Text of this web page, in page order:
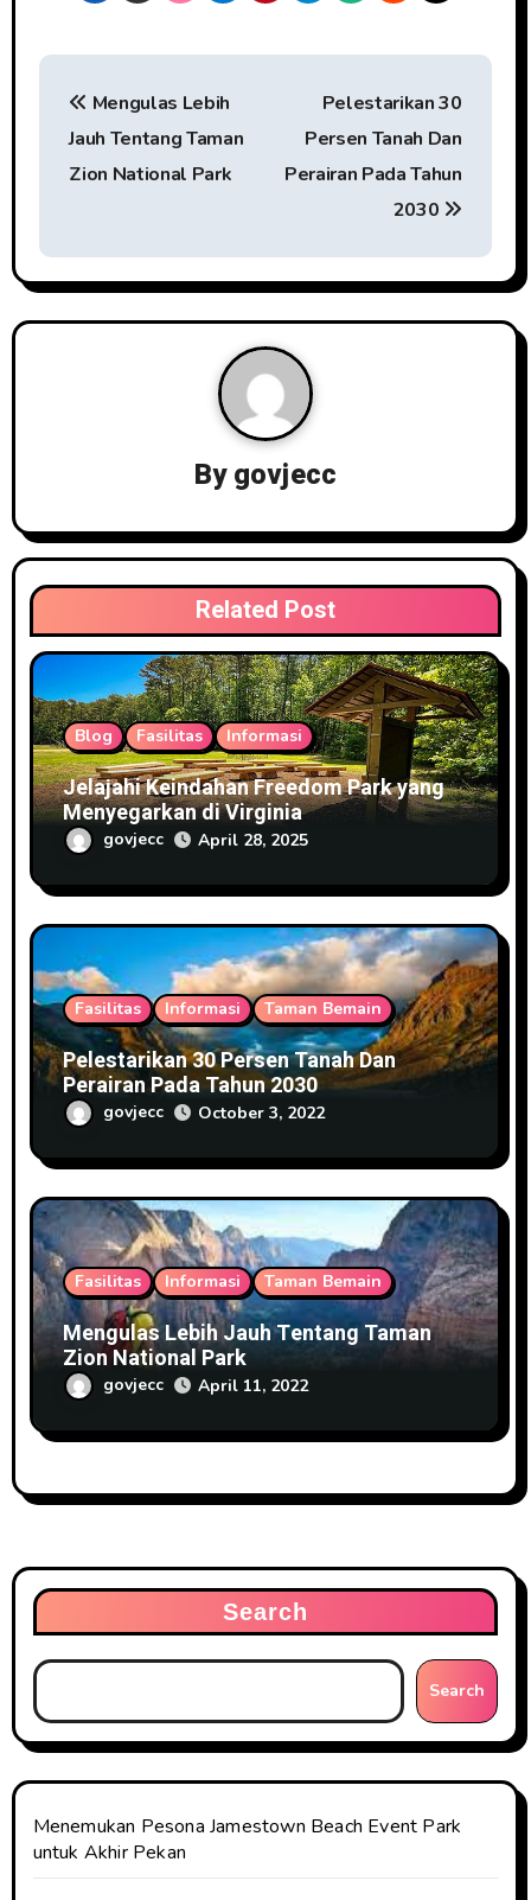
P
n
a
t
o
n
Mengulas Lebih
Jauh Tentang Taman
Zion National Park
Pelestarikan 30
Persen Tanah Dan
Perairan Pada Tahun
2030
Bygovjecc
Related Post
Blog Fasilitas Informasi
Jelajahi Keindahan Freedom Park yang
Menyegarkan di Virginia
govjecc April 28, 2025
Fasilitas Informasi Taman Bemain
Pelestarikan 30 Persen Tanah Dan
Perairan Pada Tahun 2030
govjecc October 3, 2022
Fasilitas Informasi Taman Bemain
Mengulas Lebih Jauh Tentang Taman
Zion National Park
govjecc April 11, 2022
Search
Search
Menemukan Pesona Jamestown Beach Event Park
untuk Akhir Pekan